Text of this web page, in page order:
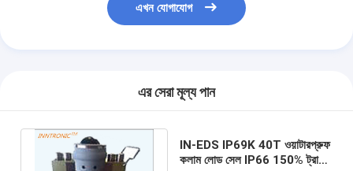
এখন যোগাযোগ
এর সেরা মূল্য পান
IN-EDS IP69K 40T ওয়াটারপ্রুফ
কলাম লোড সেল IP66 150% ট্রাক